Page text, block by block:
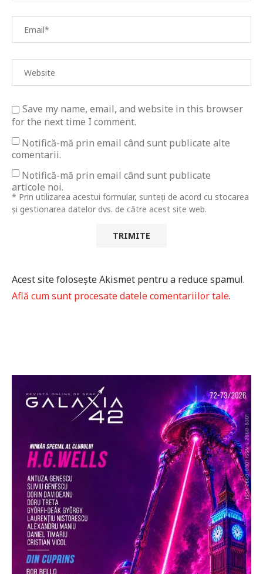
Save my name, email, and website in this browser
for the next time I comment.
Notifică-mă prin email când sunt publicate alte
comentarii.
Notifică-mă prin email când sunt publicate
articole noi.
* Prin utilizarea acestui formular, sunteți de acord cu stocarea
și gestionarea datelor dvs. de către acest site web.
Acest site folosește Akismet pentru a reduce spamul.
Află cum sunt procesate datele comentariilor tale.